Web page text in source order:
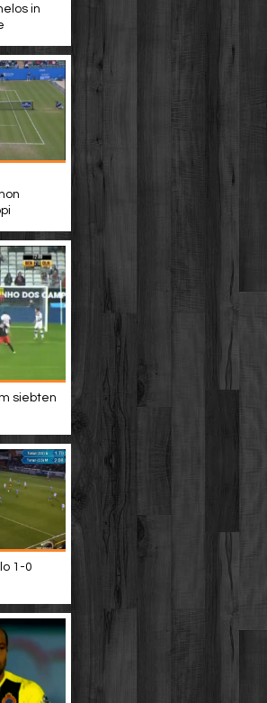
in
siebten
1-0